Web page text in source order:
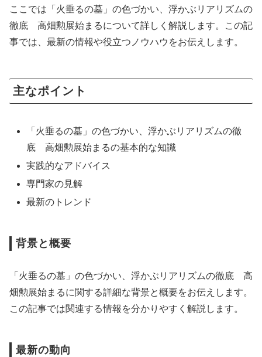
ここでは「火垂るの墓」の色づかい、浮かぶリアリズムの
徹底 高畑勲展始まるについて詳しく解説します。この記
事では、最新の情報や役立つノウハウをお伝えします。
主なポイント
「火垂るの墓」の色づかい、浮かぶリアリズムの徹
底 高畑勲展始まるの基本的な知識
実践的なアドバイス
専門家の見解
最新のトレンド
背景と概要
「火垂るの墓」の色づかい、浮かぶリアリズムの徹底 高
畑勲展始まるに関する詳細な背景と概要をお伝えします。
この記事では関連する情報を分かりやすく解説します。
最新の動向